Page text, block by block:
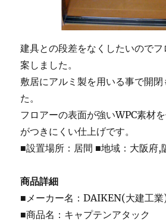
建具との段差をなくしたいので
案しました。
敷居にアルミ製を用いる事で開閉
た。
フロアーの表面が強いWPC素材
がつきにくい仕上げです。
■設置場所：居間 ■地域：大阪府,
商品詳細
■メーカー名：DAIKEN(大建工業
■商品名：キャプテンアタック